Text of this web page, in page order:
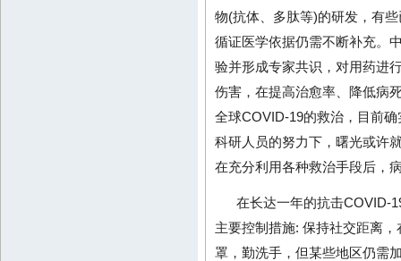
物(抗体、多肽等)的研发，有
循证医学依据仍需不断补充。
验并形成专家共识，对用药进
伤害，在提高治愈率、降低病
全球COVID-19的救治，目前
科研人员的努力下，曙光或许
在充分利用各种救治手段后，
在长达一年的抗击COVID-
主要控制措施: 保持社交距离
罩，勤洗手，但某些地区仍需